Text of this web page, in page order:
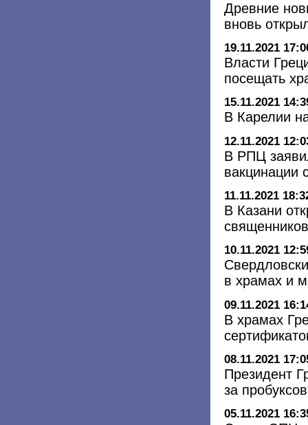
Древние
вновь
19.11.2021
Власти
посещать
15.11.2021
В Карелии
12.11.2021
В РПЦ
вакцинации
11.11.2021
В Казани
10.11.2021
в храмах и
09.11.2021
В храмах
08.11.2021
Президент
за
05.11.2021